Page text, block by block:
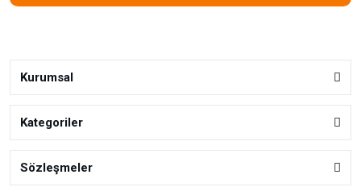
Kurumsal
Kategoriler
Sözleşmeler